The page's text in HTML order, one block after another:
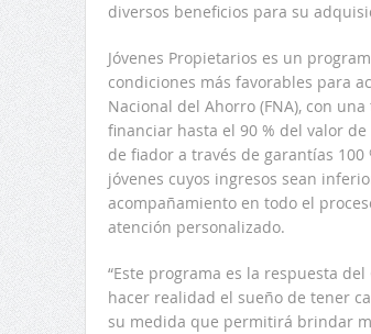
diversos beneficios para su
Jóvenes Propietarios es un
condiciones más favorables para
Nacional del Ahorro (FNA), con
financiar hasta el 90 % del valor
de fiador a través de garantías
jóvenes cuyos ingresos sean
acompañamiento en todo el
atención personalizado.
“Este programa es la respuesta
hacer realidad el sueño de tener
su medida que permitirá brindar